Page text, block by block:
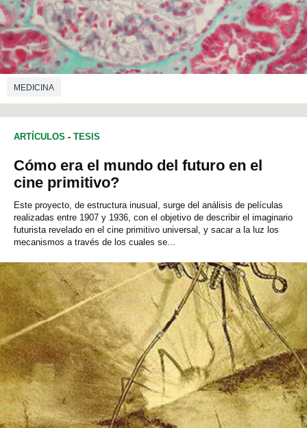
MEDICINA
ARTÍCULOS - TESIS
Cómo era el mundo del futuro en el
cine primitivo?
Este proyecto, de estructura inusual, surge del análisis de películas
realizadas entre 1907 y 1936, con el objetivo de describir el imaginario
futurista revelado en el cine primitivo universal, y sacar a la luz los
mecanismos a través de los cuales se...